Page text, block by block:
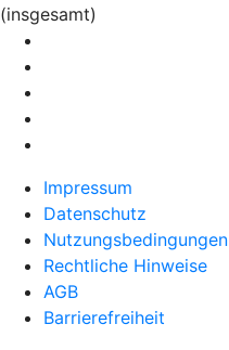
(insgesamt)
Impressum
Datenschutz
Nutzungsbedingungen
Rechtliche Hinweise
AGB
Barrierefreiheit